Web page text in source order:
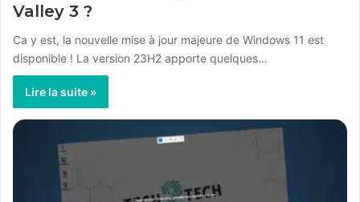
Valley 3 ?
Ca y est, la nouvelle mise à jour majeure de Windows 11 est
disponible ! La version 23H2 apporte quelques…
Lire la suite »